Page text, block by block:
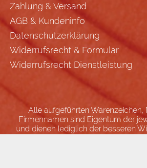
Zahlung & Versand
AGB & Kundeninfo
Datenschutzerklärung
Widerrufsrecht & Formular
Widerrufsrecht Dienstleistung
Alle aufgeführten Warenzeichen,
Firmennamen sind Eigentum der
und dienen lediglich der besseren